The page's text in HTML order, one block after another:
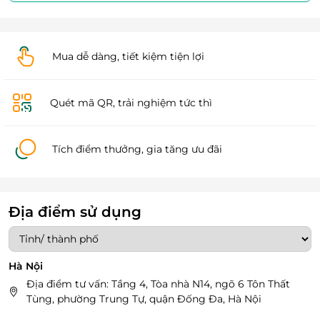
Mua dễ dàng, tiết kiệm tiện lợi
Quét mã QR, trải nghiệm tức thì
Tích điểm thưởng, gia tăng ưu đãi
Địa điểm sử dụng
Hà Nội
Địa điểm tư vấn: Tầng 4, Tòa nhà N14, ngõ 6 Tôn Thất
Tùng, phường Trung Tự, quận Đống Đa, Hà Nội